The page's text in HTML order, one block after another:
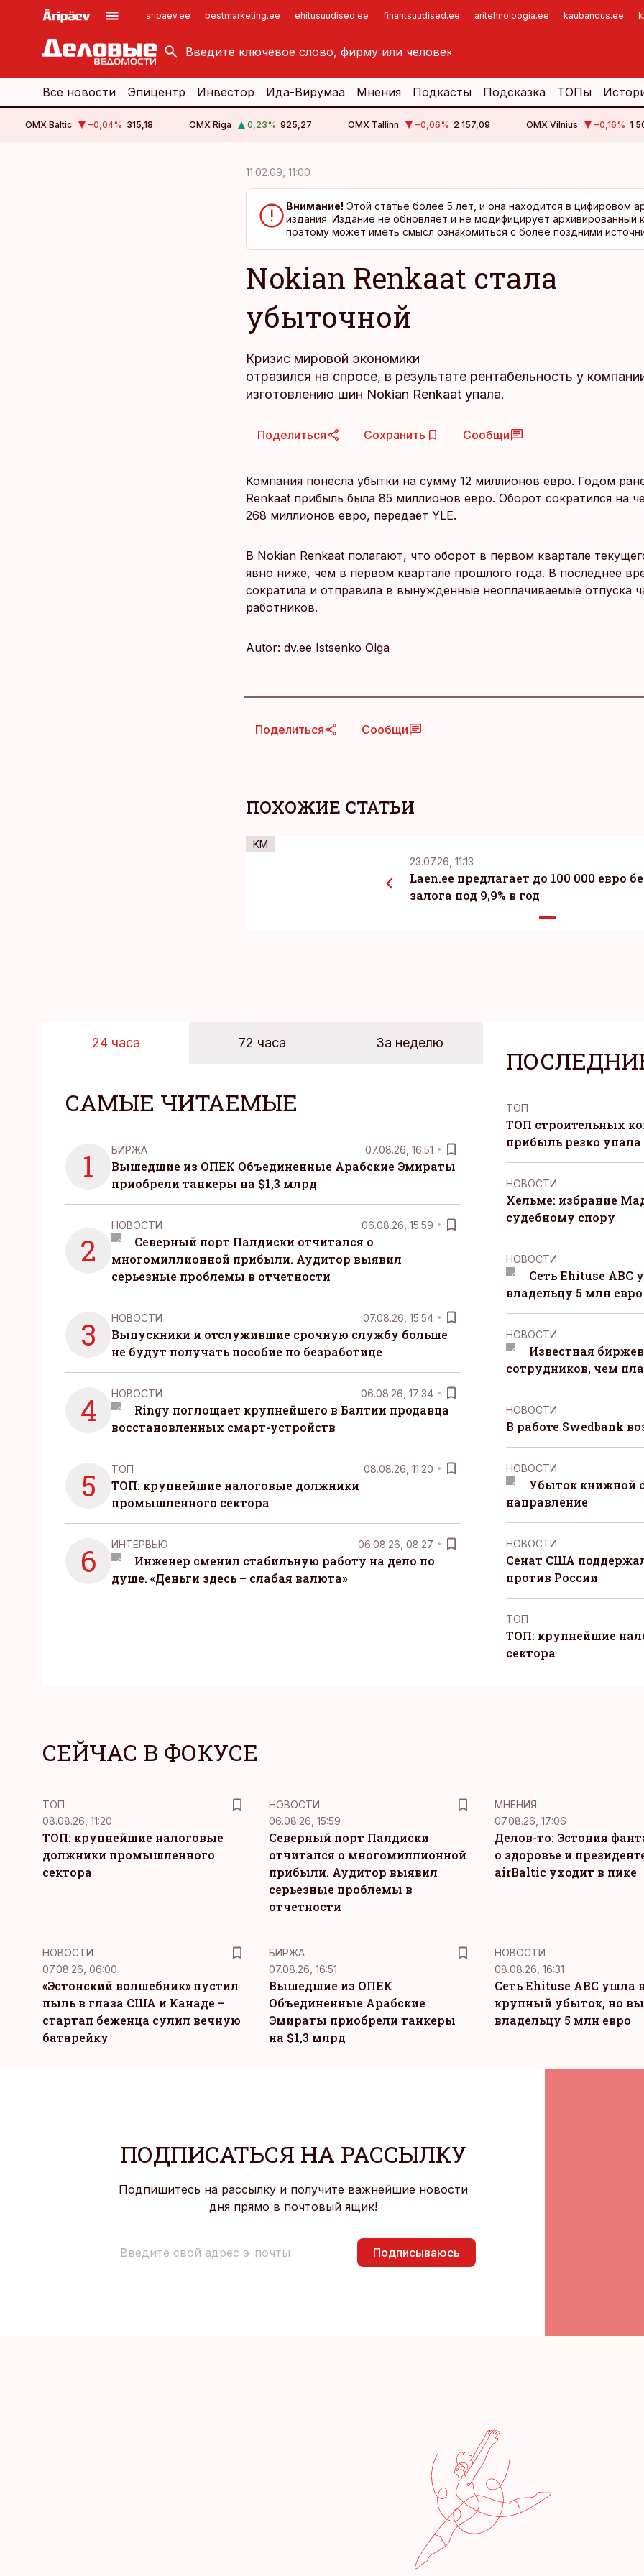
aripaev.ee bestmarketing.ee ehitusuudised.ee finantsuudised.ee aritehnoloogia.ee kaubandus.ee
kinnisvarauudised.ee
logistikauudised.ee
imelineajalugu.ee
Все новости Эпицентр Инвестор Ида-Вирумаа Мнения Подкасты Подсказка ТОПы
OMX Baltic −0,04% 315,18 OMX Riga 0,23% 925,27 OMX Tallinn −0,06% 2 157,09 OMX Vilnius −0,16% 1
11.02.09, 11:00
Внимание! Этой статье более 5 лет, и она находится в цифировом
издания. Издание не обновляет и не модифицирует архивированный
поэтому может иметь смысл ознакомиться с более поздними
Nokian Renkaat стала
убыточной
Кризис мировой экономики
отразился на спросе, в результате рентабельность у
изготовлению шин Nokian Renkaat упала.
Поделиться Сохранить Сообщи
Компания понесла убытки на сумму 12 миллионов евро. Годом
Renkaat прибыль была 85 миллионов евро. Оборот сократился на
268 миллионов евро, передаёт YLE.
В Nokian Renkaat полагают, что оборот в первом квартале
явно ниже, чем в первом квартале прошлого года. В последнее
сократила и отправила в вынужденные неоплачиваемые отпуска
работников.
Autor: dv.ee Istsenko Olga
Поделиться Сообщи
ПОХОЖИЕ СТАТЬИ
KM
23.07.26, 11:13
Laen.ee предлагает до 100 000 евро
залога под 9,9% в год
24 часа 72 часа За неделю
САМЫЕ ЧИТАЕМЫЕ
1 БИРЖА 07.08.26, 16:51
Вышедшие из ОПЕК Объединенные Арабские Эмираты
приобрели танкеры на $1,3 млрд
2
НОВОСТИ 06.08.26, 15:59
Северный порт Палдиски отчитался о
многомиллионной прибыли. Аудитор выявил
серьезные проблемы в отчетности
3 НОВОСТИ 07.08.26, 15:54
Выпускники и отслужившие срочную службу больше
не будут получать пособие по безработице
4 НОВОСТИ 06.08.26, 17:34
Ringy поглощает крупнейшего в Балтии продавца
восстановленных смарт-устройств
5 ТОП 08.08.26, 11:20
ТОП: крупнейшие налоговые должники
промышленного сектора
6 ИНТЕРВЬЮ 06.08.26, 08:27
Инженер сменил стабильную работу на дело по
душе. «Деньги здесь – слабая валюта»
ТОП
ТОП строительных
прибыль резко упала
НОВОСТИ
Хельме: избрание
судебному спору
НОВОСТИ
Сеть Ehituse
владельцу 5 млн евро
НОВОСТИ
Известная
сотрудников, чем
НОВОСТИ
В работе Swedbank
НОВОСТИ
Убыток книжной
направление
НОВОСТИ
Сенат США
против России
ТОП
ТОП: крупнейшие
сектора
СЕЙЧАС В ФОКУСЕ
ТОП
08.08.26, 11:20
ТОП: крупнейшие налоговые
должники промышленного
сектора
НОВОСТИ
06.08.26, 15:59
Северный порт Палдиски
отчитался о многомиллионной
прибыли. Аудитор выявил
серьезные проблемы в
отчетности
MНЕНИЯ
07.08.26, 17:06
Делов-то: Эстония
о здоровье и
airBaltic уходит в пике
НОВОСТИ
07.08.26, 06:00
«Эстонский волшебник» пустил
пыль в глаза США и Канаде –
стартап беженца сулил вечную
батарейку
БИРЖА
07.08.26, 16:51
Вышедшие из ОПЕК
Объединенные Арабские
Эмираты приобрели танкеры
на $1,3 млрд
НОВОСТИ
08.08.26, 16:31
Сеть Ehituse ABC ушла
крупный убыток, но
владельцу 5 млн евро
ПОДПИСАТЬСЯ НА РАССЫЛКУ
Подпишитесь на рассылку и получите важнейшие новости
дня прямо в почтовый ящик!
Подписываюсь